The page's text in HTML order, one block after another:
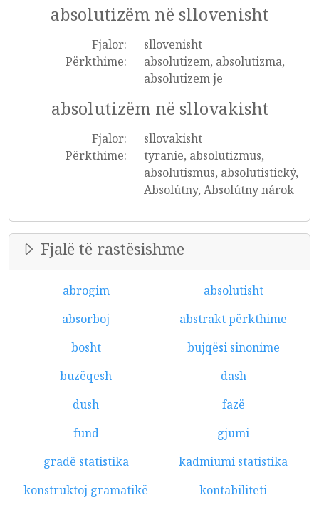
absolutizëm në sllovenisht
Fjalor:
sllovenisht
Përkthime:
absolutizem, absolutizma,
absolutizem je
absolutizëm në sllovakisht
Fjalor:
sllovakisht
Përkthime:
tyranie, absolutizmus,
absolutismus, absolutistický,
Absolútny, Absolútny nárok
Fjalë të rastësishme
abrogim
absolutisht
absorboj
abstrakt përkthime
bosht
bujqësi sinonime
buzëqesh
dash
dush
fazë
fund
gjumi
gradë statistika
kadmiumi statistika
konstruktoj gramatikë
kontabiliteti